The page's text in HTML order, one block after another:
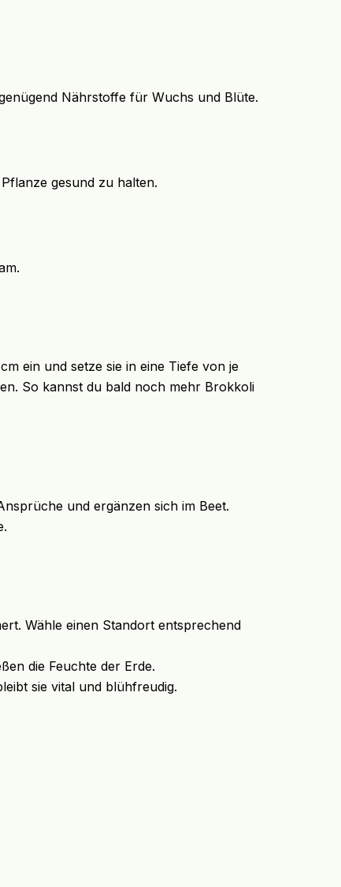
Nährstoffe für Wuchs und Blüte.
gesund zu halten.
ein und setze sie in eine Tiefe von je
So kannst du bald noch mehr Brokkoli
und ergänzen sich im Beet.
Wähle einen Standort entsprechend
die Feuchte der Erde.
sie vital und blühfreudig.